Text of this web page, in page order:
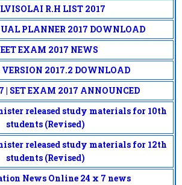
R.H LIST 2017
PLANNER 2017 DOWNLOAD
EXAM 2017 NEWS
2017.2 DOWNLOAD
| SET EXAM 2017 ANNOUNCED
released study materials for 10th
students (Revised)
released study materials for 12th
students (Revised)
News Online 24 x 7 news